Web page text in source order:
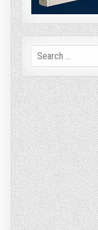
Search
for: